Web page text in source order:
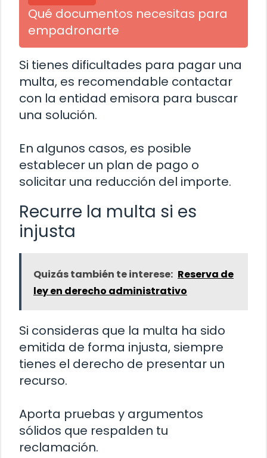
Qué documentos necesitas para
empadronarte
Si tienes dificultades para pagar una
multa, es recomendable contactar
con la entidad emisora para buscar
una solución.
En algunos casos, es posible
establecer un plan de pago o
solicitar una reducción del importe.
Recurre la multa si es
injusta
Quizás también te interese: Reserva de
ley en derecho administrativo
Si consideras que la multa ha sido
emitida de forma injusta, siempre
tienes el derecho de presentar un
recurso.
Aporta pruebas y argumentos
sólidos que respalden tu
reclamación.